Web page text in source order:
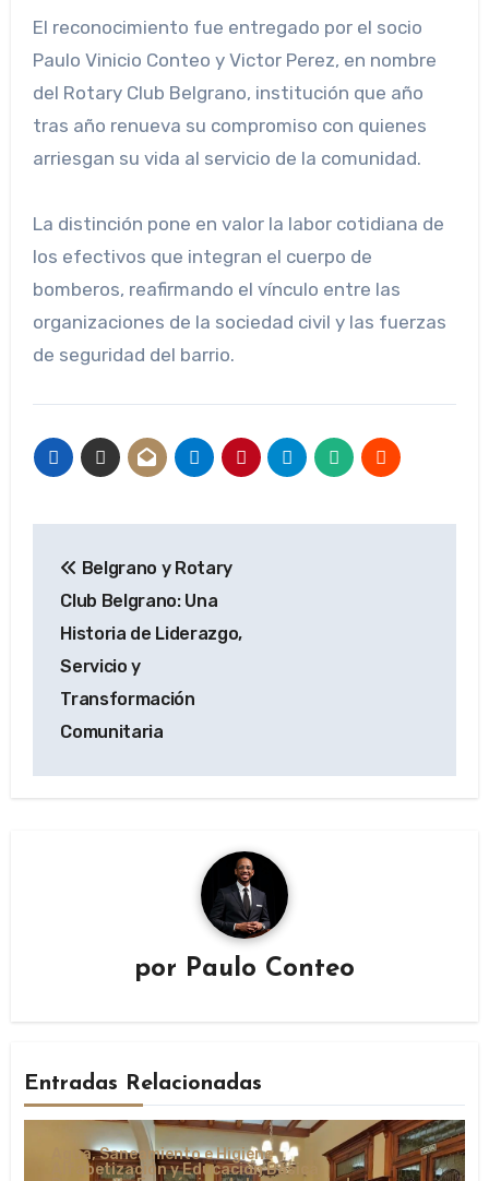
El reconocimiento fue entregado por el socio
Paulo Vinicio Conteo y Victor Perez, en nombre
del Rotary Club Belgrano, institución que año
tras año renueva su compromiso con quienes
arriesgan su vida al servicio de la comunidad.
La distinción pone en valor la labor cotidiana de
los efectivos que integran el cuerpo de
bomberos, reafirmando el vínculo entre las
organizaciones de la sociedad civil y las fuerzas
de seguridad del barrio.
de
entradas
Belgrano y Rotary
Club Belgrano: Una
Historia de Liderazgo,
Servicio y
Transformación
Comunitaria
por Paulo Conteo
Entradas Relacionadas
Agua, Saneamiento e Higiene
Alfabetización y Educación Básica